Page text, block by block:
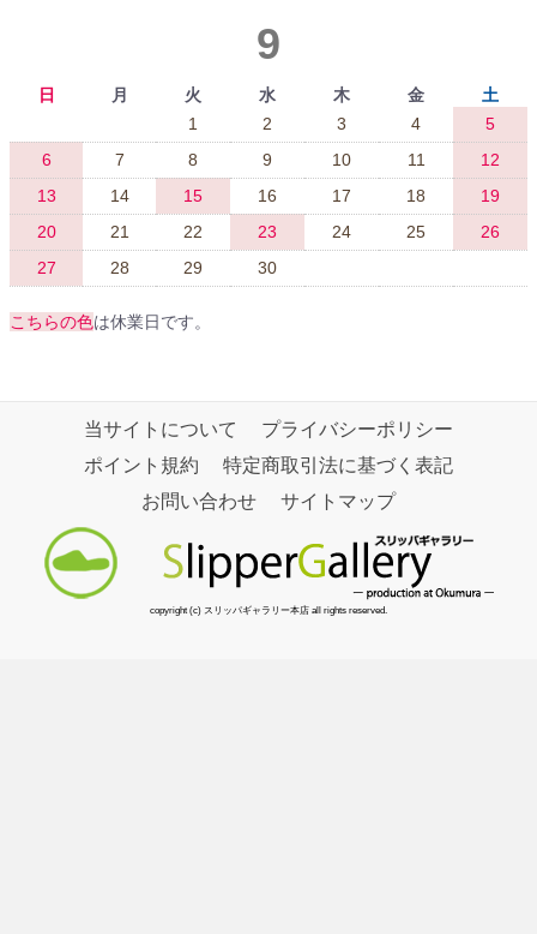
9
日 月 火 水 木 金
土
1
2 3 4
5
6
7 8 9 10 11
12
13
14 15 16 17 18
19
20
21 22 23 24 25
26
27
28 29 30
こちらの色は休業日です。
当サイトについて
プライバシーポリシー
ポイント規約
特定商取引法に基づく表記
お問い合わせ
サイトマップ
copyright (c) スリッパギャラリー本店 all rights reserved.